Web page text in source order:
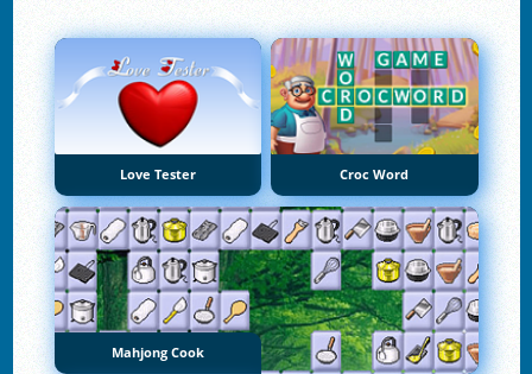
Love Tester Croc Word
Mahjong Cook